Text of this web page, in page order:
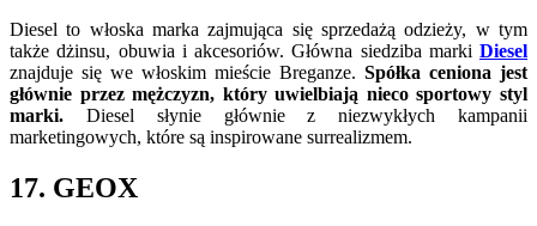
Diesel to włoska marka zajmująca się sprzedażą odzieży, w tym
także dżinsu, obuwia i akcesoriów. Główna siedziba marki Diesel
znajduje się we włoskim mieście Breganze. Spółka ceniona jest
głównie przez mężczyzn, który uwielbiają nieco sportowy styl
marki. Diesel słynie głównie z niezwykłych kampanii
marketingowych, które są inspirowane surrealizmem.
17. GEOX